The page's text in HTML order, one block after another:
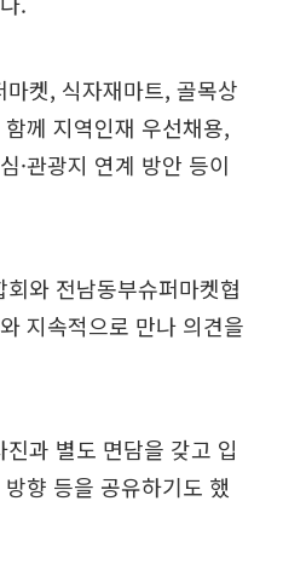
켓, 식자재마트, 골목상
께 지역인재 우선채용,
·관광지 연계 방안 등이
와 전남동부슈퍼마켓협
지속적으로 만나 의견을
과 별도 면담을 갖고 입
향 등을 공유하기도 했